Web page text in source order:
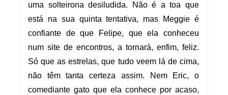
uma solteirona desiludida. Não é a toa que
está na sua quinta tentativa, mas Meggie é
confiante de que Felipe, que ela conheceu
num site de encontros, a tornará, enfim, feliz.
Só que as estrelas, que tudo veem lá de cima,
não têm tanta certeza assim. Nem
Eric, o
comediante gato que ela conhece por acaso,